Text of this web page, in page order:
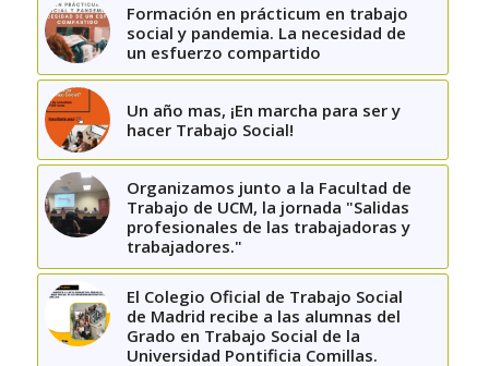
Formación en prácticum en trabajo
social y pandemia. La necesidad de
un esfuerzo compartido
Un año mas, ¡En marcha para ser y
hacer Trabajo Social!
Organizamos junto a la Facultad de
Trabajo de UCM, la jornada "Salidas
profesionales de las trabajadoras y
trabajadores."
El Colegio Oficial de Trabajo Social
de Madrid recibe a las alumnas del
Grado en Trabajo Social de la
Universidad Pontificia Comillas.